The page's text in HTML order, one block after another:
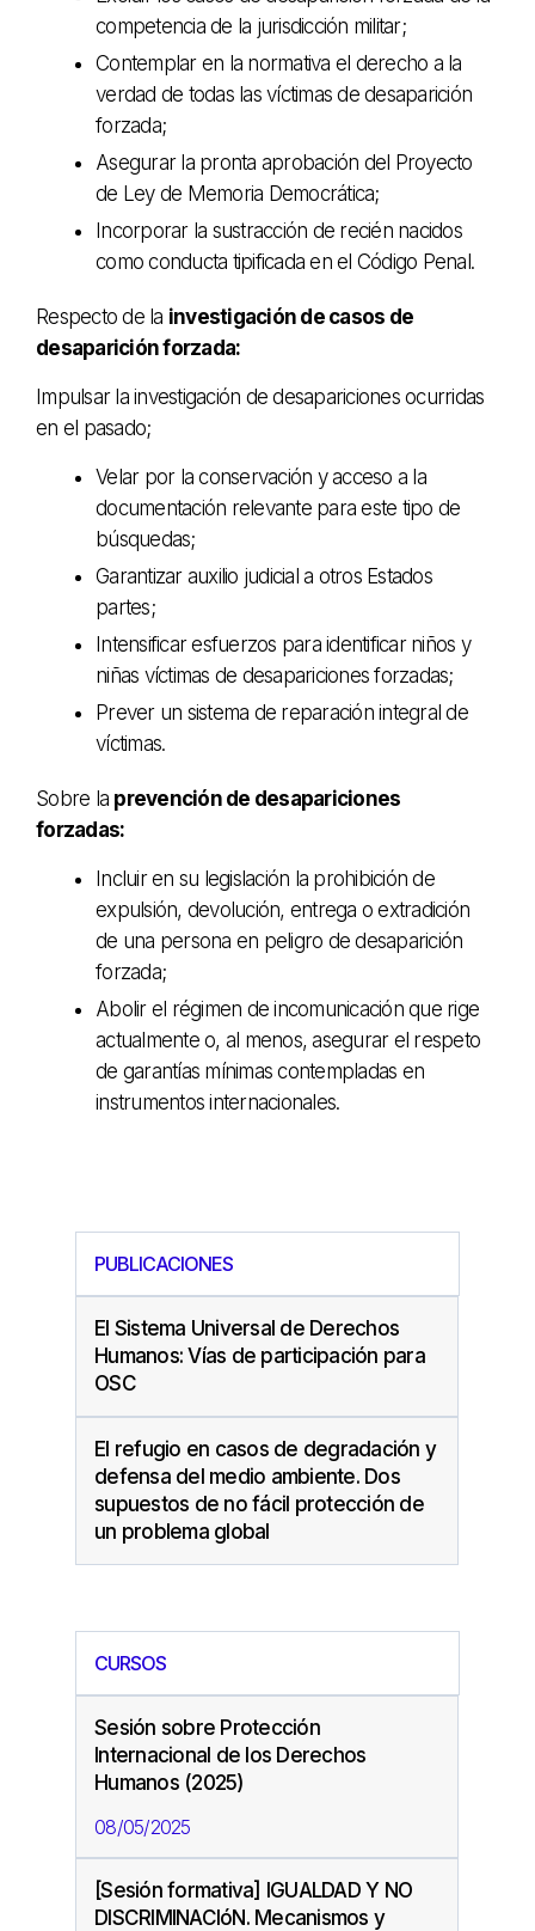
competencia de la jurisdicción militar;
Contemplar en la normativa el derecho a la
verdad de todas las víctimas de desaparición
forzada;
Asegurar la pronta aprobación del Proyecto
de Ley de Memoria Democrática;
Incorporar la sustracción de recién nacidos
como conducta tipificada en el Código Penal.
Respecto de la investigación de casos de
desaparición forzada:
Impulsar la investigación de desapariciones ocurridas
en el pasado;
Velar por la conservación y acceso a la
documentación relevante para este tipo de
búsquedas;
Garantizar auxilio judicial a otros Estados
partes;
Intensificar esfuerzos para identificar niños y
niñas víctimas de desapariciones forzadas;
Prever un sistema de reparación integral de
víctimas.
Sobre la prevención de desapariciones
forzadas:
Incluir en su legislación la prohibición de
expulsión, devolución, entrega o extradición
de una persona en peligro de desaparición
forzada;
Abolir el régimen de incomunicación que rige
actualmente o, al menos, asegurar el respeto
de garantías mínimas contempladas en
instrumentos internacionales.
PUBLICACIONES
El Sistema Universal de Derechos
Humanos: Vías de participación para
OSC
El refugio en casos de degradación y
defensa del medio ambiente. Dos
supuestos de no fácil protección de
un problema global
CURSOS
Sesión sobre Protección
Internacional de los Derechos
Humanos (2025)
08/05/2025
[Sesión formativa] IGUALDAD Y NO
DISCRIMINACIóN. Mecanismos y